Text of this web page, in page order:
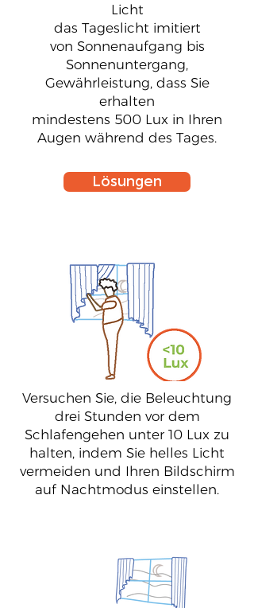
Licht
das Tageslicht imitiert
von Sonnenaufgang bis
Sonnenuntergang,
Gewährleistung, dass Sie
erhalten
mindestens 500 Lux in Ihren
Augen während des Tages.
Lösungen
Versuchen Sie, die Beleuchtung
drei Stunden vor dem
Schlafengehen unter 10 Lux zu
halten, indem Sie helles Licht
vermeiden und Ihren Bildschirm
auf Nachtmodus einstellen.